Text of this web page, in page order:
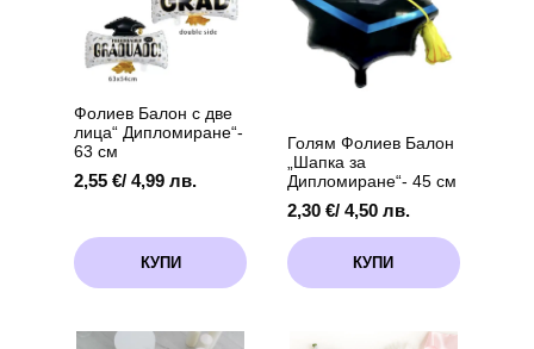
вариант
см
Фолиев Балон с две
лица“ Дипломиране“-
63 см
2,55 €/ 4,99 лв.
КУПИ
Голям Фолиев Балон
„Шапка за
Дипломиране“- 45 см
2,30 €/ 4,50 лв.
КУПИ